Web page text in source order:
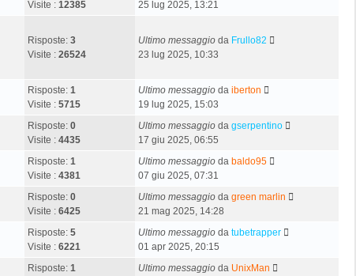
Visite : 12385
25 lug 2025, 13:21
Risposte: 3
Visite : 26524
Ultimo messaggio da Frullo82
23 lug 2025, 10:33
Risposte: 1
Visite : 5715
Ultimo messaggio da iberton
19 lug 2025, 15:03
Risposte: 0
Visite : 4435
Ultimo messaggio da gserpentino
17 giu 2025, 06:55
Risposte: 1
Visite : 4381
Ultimo messaggio da baldo95
07 giu 2025, 07:31
Risposte: 0
Visite : 6425
Ultimo messaggio da green marlin
21 mag 2025, 14:28
Risposte: 5
Visite : 6221
Ultimo messaggio da tubetrapper
01 apr 2025, 20:15
Risposte: 1 Ultimo messaggio da UnixMan